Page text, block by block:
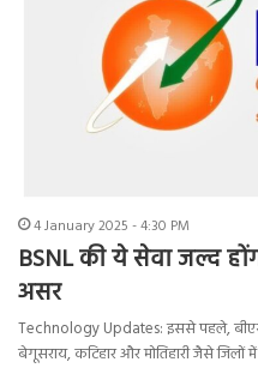
4 January 2025 - 4:30 PM
BSNL की ये सेवा जल्द
असर
Technology Updates: इससे पहले,
बेगूसराय, कटिहार और मोतिहारी जैसे जिलों